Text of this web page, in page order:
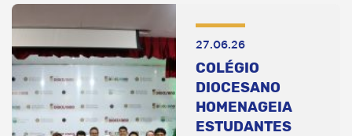
27.06.26
COLÉGIO
DIOCESANO
HOMENAGEIA
ESTUDANTES